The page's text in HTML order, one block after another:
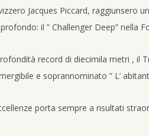
Jacques Piccard, raggiunsero
il ” Challenger Deep” nella
record di diecimila metri , il
e soprannominato ” L’
porta sempre a risultati